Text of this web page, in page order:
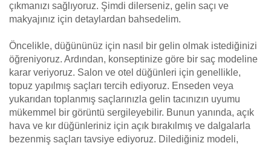
çıkmanızı sağlıyoruz. Şimdi dilerseniz, gelin saçı ve
makyajınız için detaylardan bahsedelim.
Öncelikle, düğününüz için nasıl bir gelin olmak istediğinizi
öğreniyoruz. Ardından, konseptinize göre bir saç modeline
karar veriyoruz. Salon ve otel düğünleri için genellikle,
topuz yapılmış saçları tercih ediyoruz. Enseden veya
yukarıdan toplanmış saçlarınızla gelin tacınızın uyumu
mükemmel bir görüntü sergileyebilir. Bunun yanında, açık
hava ve kır düğünleriniz için açık bırakılmış ve dalgalarla
bezenmiş saçları tavsiye ediyoruz. Dilediğiniz modeli,